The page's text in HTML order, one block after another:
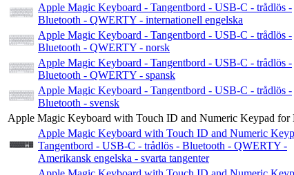
Apple Magic Keyboard - Tangentbord - USB-C - trådlös -
Bluetooth - QWERTY - internationell engelska
Apple Magic Keyboard - Tangentbord - USB-C - trådlös -
Bluetooth - QWERTY - norsk
Apple Magic Keyboard - Tangentbord - USB-C - trådlös -
Bluetooth - QWERTY - spansk
Apple Magic Keyboard - Tangentbord - USB-C - trådlös -
Bluetooth - svensk
Apple Magic Keyboard with Touch ID and Numeric Keypad for
Apple Magic Keyboard with Touch ID and Numeric
Tangentbord - USB-C - trådlös - Bluetooth - QWERTY -
Amerikansk engelska - svarta tangenter